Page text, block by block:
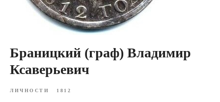
Браницкий (граф) Владимир
Ксаверьевич
ЛИЧНОСТИ 1812